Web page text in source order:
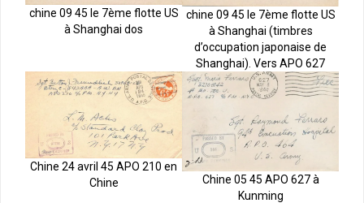
chine 09 45 le 7ème flotte US
à Shanghai dos
chine 09 45 le 7ème flotte US
à Shanghai (timbres
d’occupation japonaise de
Shanghai). Vers APO 627
Chine 24 avril 45 APO 210 en
Chine
Chine 05 45 APO 627 à
Kunming